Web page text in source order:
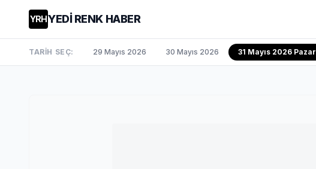
YRHYEDİ RENK HABER
TARİH SEÇ: 29 Mayıs 2026 30 Mayıs 2026 31 Mayıs 2026 Pazar